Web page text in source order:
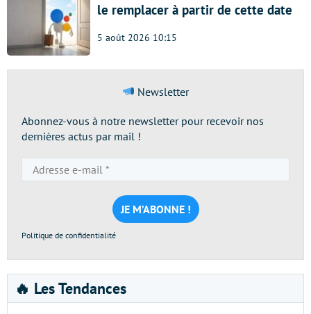
le remplacer à partir de cette date
5 août 2026 10:15
Newsletter
Abonnez-vous à notre newsletter pour recevoir nos
dernières actus par mail !
e-
mail
*
Politique de confidentialité
🔥 Les Tendances